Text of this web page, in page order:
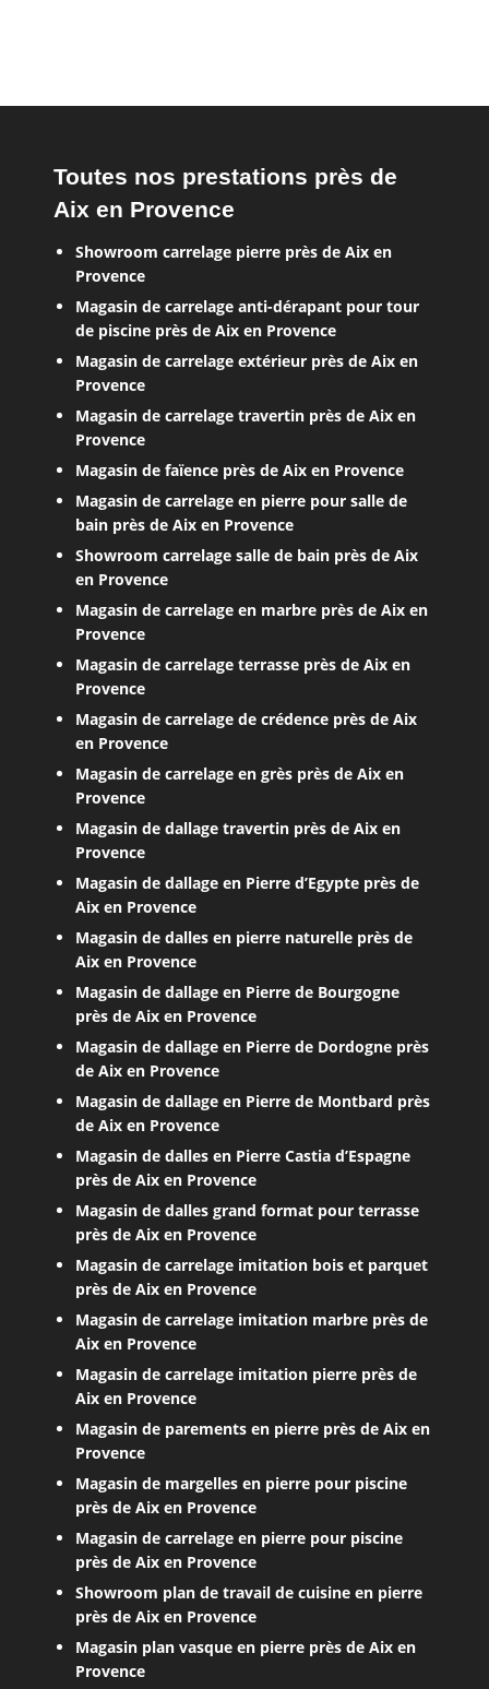
Toutes nos prestations près de
Aix en Provence
Showroom carrelage pierre près de Aix en
Provence
Magasin de carrelage anti-dérapant pour tour
de piscine près de Aix en Provence
Magasin de carrelage extérieur près de Aix en
Provence
Magasin de carrelage travertin près de Aix en
Provence
Magasin de faïence près de Aix en Provence
Magasin de carrelage en pierre pour salle de
bain près de Aix en Provence
Showroom carrelage salle de bain près de Aix
en Provence
Magasin de carrelage en marbre près de Aix en
Provence
Magasin de carrelage terrasse près de Aix en
Provence
Magasin de carrelage de crédence près de Aix
en Provence
Magasin de carrelage en grès près de Aix en
Provence
Magasin de dallage travertin près de Aix en
Provence
Magasin de dallage en Pierre d’Egypte près de
Aix en Provence
Magasin de dalles en pierre naturelle près de
Aix en Provence
Magasin de dallage en Pierre de Bourgogne
près de Aix en Provence
Magasin de dallage en Pierre de Dordogne près
de Aix en Provence
Magasin de dallage en Pierre de Montbard près
de Aix en Provence
Magasin de dalles en Pierre Castia d’Espagne
près de Aix en Provence
Magasin de dalles grand format pour terrasse
près de Aix en Provence
Magasin de carrelage imitation bois et parquet
près de Aix en Provence
Magasin de carrelage imitation marbre près de
Aix en Provence
Magasin de carrelage imitation pierre près de
Aix en Provence
Magasin de parements en pierre près de Aix en
Provence
Magasin de margelles en pierre pour piscine
près de Aix en Provence
Magasin de carrelage en pierre pour piscine
près de Aix en Provence
Showroom plan de travail de cuisine en pierre
près de Aix en Provence
Magasin plan vasque en pierre près de Aix en
Provence